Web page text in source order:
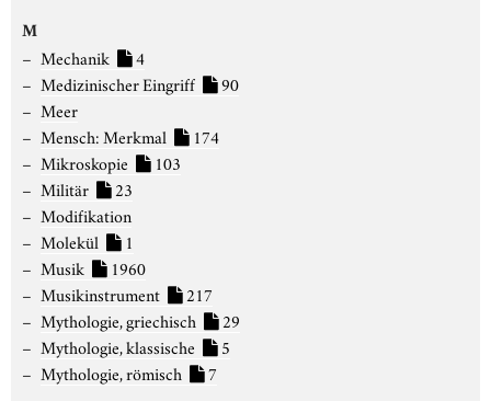
M
Mechanik
4
Medizinischer Eingriff
90
Meer
Mensch: Merkmal
174
Mikroskopie
103
Militär
23
Modifikation
Molekül
1
Musik
1960
Musikinstrument
217
Mythologie, griechisch
29
Mythologie, klassische
5
Mythologie, römisch
7